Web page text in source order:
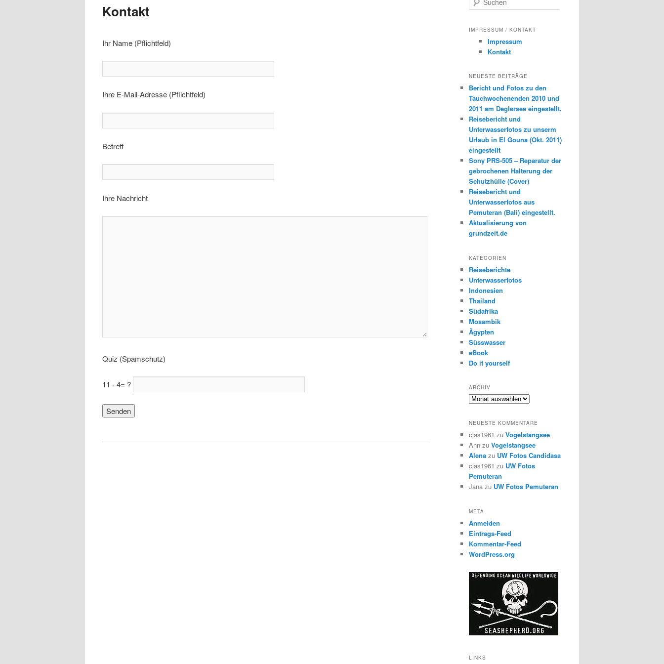
Inhalt
springen
Inhalt
springen
Kontakt
Ihr Name (Pflichtfeld)
Ihre E-Mail-Adresse (Pflichtfeld)
Betreff
Ihre Nachricht
Quiz (Spamschutz)
11 - 4= ?
u
h
IMPRESSUM / KONTAKT
Impressum
Kontakt
NEUESTE BEITRÄGE
Bericht und Fotos zu den
Tauchwochenenden 2010 und
2011 am Deglersee eingestellt.
Reisebericht und
Unterwasserfotos zu unserm
Urlaub in El Gouna (Okt. 2011)
eingestellt
Sony PRS-505 – Reparatur der
gebrochenen Halterung der
Schutzhülle (Cover)
Reisebericht und
Unterwasserfotos aus
Pemuteran (Bali) eingestellt.
Aktualisierung von
grundzeit.de
KATEGORIEN
Reiseberichte
Unterwasserfotos
Indonesien
Thailand
Südafrika
Mosambik
Ägypten
Süsswasser
eBook
Do it yourself
ARCHIV
Archiv
NEUESTE KOMMENTARE
clas1961 zu Vogelstangsee
Ann zu Vogelstangsee
Alena zu UW Fotos Candidasa
clas1961 zu UW Fotos
Pemuteran
Jana zu UW Fotos Pemuteran
META
Anmelden
Eintrags-Feed
Kommentar-Feed
WordPress.org
LINKS